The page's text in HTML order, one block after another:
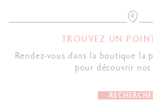
TROUVEZ UN
Rendez-vous dans la boutique la
pour découvrir